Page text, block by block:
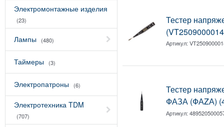
Электромонтажные изделия
(23)
Лампы (480)
Таймеры (3)
Электропатроны (6)
Электротехника TDM
(707)
Тестер
Артикул:
Тестер
ФАЗА (ФАZА)
Артикул: